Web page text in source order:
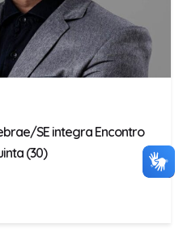
SE integra Encontro
(30)